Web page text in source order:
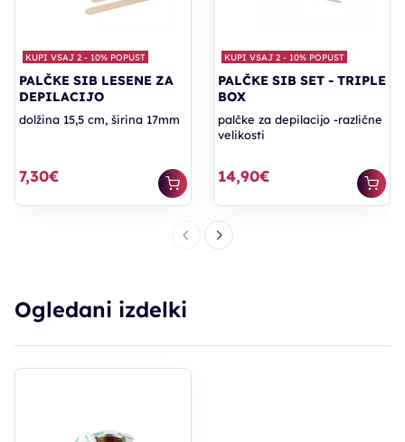
KUPI VSAJ 2 - 10% POPUST
PALČKE SIB LESENE ZA
DEPILACIJO
dolžina 15,5 cm, širina 17mm
7,30€
KUPI VSAJ 2 - 10% POPUST
PALČKE SIB SET - TRIPLE
BOX
palčke za depilacijo -različne
velikosti
14,90€
Ogledani izdelki